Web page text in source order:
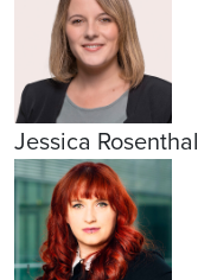
Jessica Rosenthal